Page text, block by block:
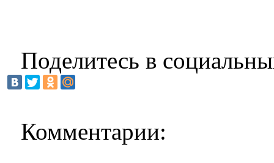
Поделитесь в
Комментарии: